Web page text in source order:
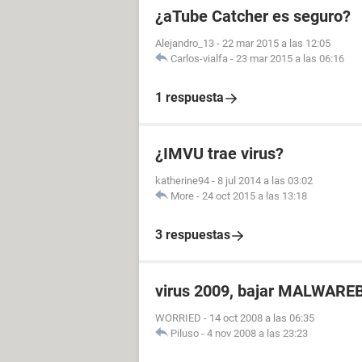
¿aTube Catcher es seguro?
Alejandro_13 - 22 mar 2015 a las 12:05
Carlos-vialfa - 23 mar 2015 a las 06:16
1 respuesta
¿IMVU trae virus?
katherine94 - 8 jul 2014 a las 03:02
More - 24 oct 2015 a las 13:18
3 respuestas
virus 2009, bajar
WORRIED - 14 oct 2008 a las 06:35
Piluso - 4 nov 2008 a las 23:23